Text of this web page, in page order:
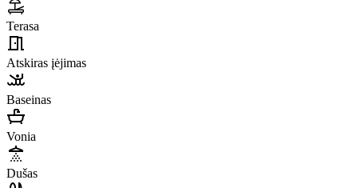
Terasa
Atskiras įėjimas
Baseinas
Vonia
Dušas